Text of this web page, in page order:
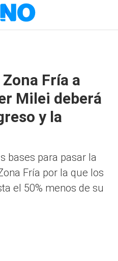
Fría a
Milei deberá
y la
bases para pasar la
Fría por la que los
el 50% menos de su